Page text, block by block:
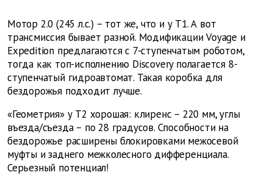
Мотор 2.0 (245 л.с.) – тот же, что и у Т1. А вот
трансмиссия бывает разной. Модификации Voyage и
Expedition предлагаются с 7-ступенчатым роботом,
тогда как топ-исполнению Discovery полагается 8-
ступенчатый гидроавтомат. Такая коробка для
бездорожья подходит лучше.
«Геометрия» у Т2 хорошая: клиренс – 220 мм, углы
въезда/съезда – по 28 градусов. Способности на
бездорожье расширены блокировками межосевой
муфты и заднего межколесного дифференциала.
Серьезный потенциал!